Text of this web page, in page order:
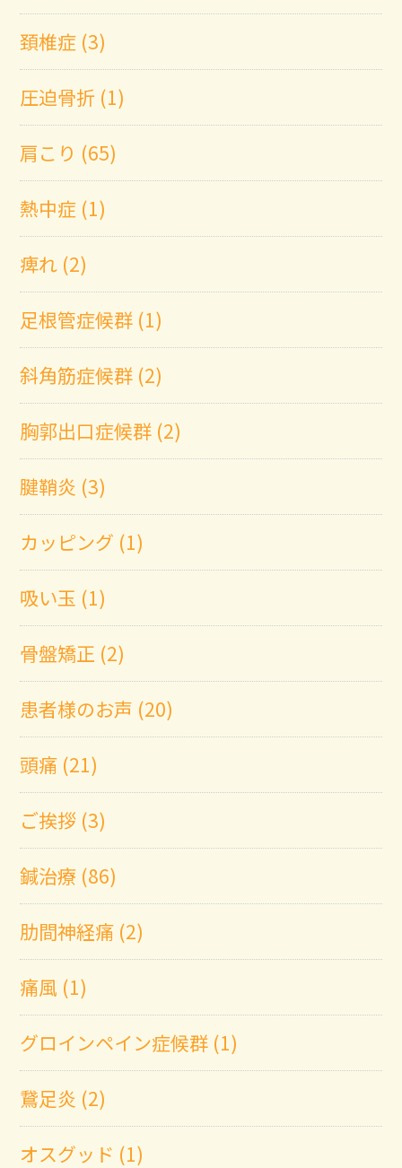
頚椎症 (3)
圧迫骨折 (1)
肩こり (65)
熱中症 (1)
痺れ (2)
足根管症候群 (1)
斜角筋症候群 (2)
胸郭出口症候群 (2)
腱鞘炎 (3)
カッピング (1)
吸い玉 (1)
骨盤矯正 (2)
患者様のお声 (20)
頭痛 (21)
ご挨拶 (3)
鍼治療 (86)
肋間神経痛 (2)
痛風 (1)
グロインペイン症候群 (1)
鵞足炎 (2)
オスグッド (1)